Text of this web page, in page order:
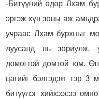
-Битүүний өдөр Лхам
эргэж хүн зоны аж
учраас Лхам бурхныг
луусанд нь зориулж,
домогтой домтой юм.
цагийг бэлгэдэж тэр 3
битүүлэг хийхээсээ